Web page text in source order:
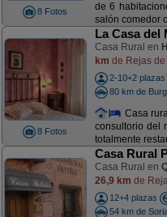
8 Fotos
de 6
salón comedor
8 Fotos
La Casa del
Casa Rural en
km de Rejas
2-10+2 plazas
80 km de
Casa
consultorio del
totalmente
Casa Rural
Casa Rural en
26,9 km de
12+4 plazas
54 km de